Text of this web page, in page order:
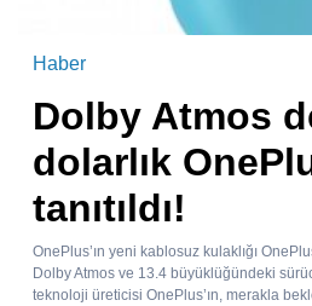
Haber
Dolby Atmos
dolarlık
tanıtıldı!
OnePlus’ın yeni kablosuz kulaklığı
Dolby Atmos ve 13.4 büyüklüğündeki
teknoloji üreticisi OnePlus’ın, merakla